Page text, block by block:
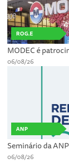
ROG.E
MODEC é
06/08/26
ANP
Seminário da
06/08/26